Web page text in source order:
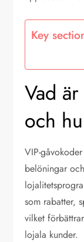
Key
Vad
och
VIP-
belöningar
som rabatter,
vilket
lojala kunder.